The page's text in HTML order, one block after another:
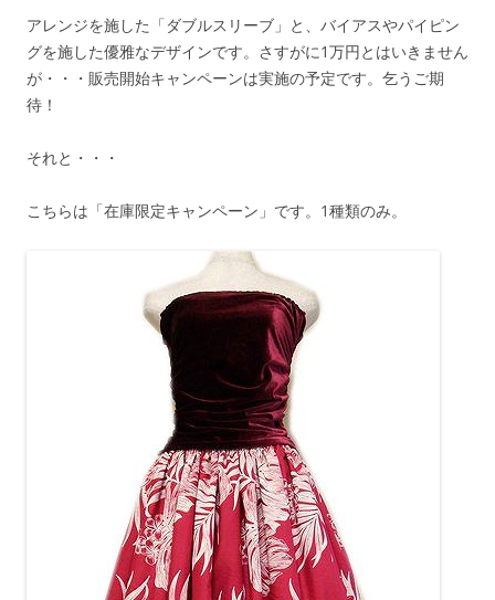
アレンジを施した「ダブルスリーブ」と、バイアスやパイピン
グを施した優雅なデザインです。さすがに1万円とはいきません
が・・・販売開始キャンペーンは実施の予定です。乞うご期
待！
それと・・・
こちらは「在庫限定キャンペーン」です。1種類のみ。